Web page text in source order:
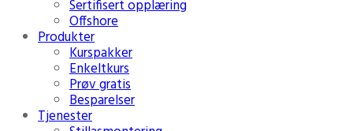
Sertifisert opplæring
Offshore
Produkter
Kurspakker
Enkeltkurs
Prøv gratis
Besparelser
Tjenester